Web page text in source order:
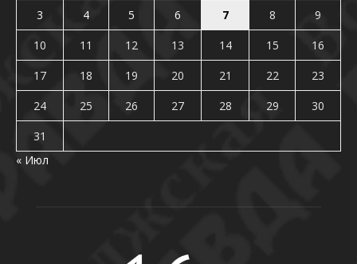
3
4 5 6 7 8
9
10
11 12 13 14 15
16
17
18 19 20 21 22
23
24
25 26 27 28 29
30
31
« Июл